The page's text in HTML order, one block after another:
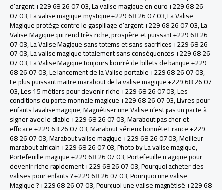
d’argent +229 68 26 07 03,La valise magique en euro +229 68 26
07 03,La valise magique mystique +229 68 26 07 03,La Valise
Magique protège contre le gaspillage d’argent +229 68 26 07 03,La
Valise Magique qui rend très riche, prospère et puissant +229 68 26
07 03,La Valise Magique sans totems et sans sacrifices +229 68 26
07 03,La valise magique totalement sans conséquences +229 68 26
07 03,La Valise Magique toujours bourré de billets de banque +229
68 26 07 03,Le lancement de la Valise portable +229 68 26 07 03,
Le plus puissant maitre marabout de la valise magique +229 68 26 07
03,Les 15 métiers pour devenir riche +229 68 26 07 03,Les
conditions du porte monnaie magique +229 68 26 07 03,Livres pour
enfants lavalisemagique,Magnétiser une Valise n’est pas un pacte à
signer avec le diable +229 68 26 07 03,Marabout pas cher et
efficace +229 68 26 07 03,Marabout sérieux honnête France +229
68 26 07 03,Marabout valise magique +229 68 26 07 03,Meilleur
marabout africain +229 68 26 07 03,Photo by La valise magique,
Portefeuille magique +229 68 26 07 03,Portefeuille magique pour
devenir riche rapidement +229 68 26 07 03,Pourquoi acheter des
valises pour enfants ? +229 68 26 07 03,Pourquoi une valise
Magique ? +229 68 26 07 03,Pourquoi une valise magnétisé +229 68